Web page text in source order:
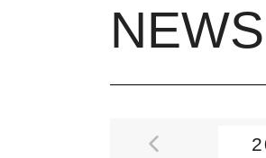
NEWS